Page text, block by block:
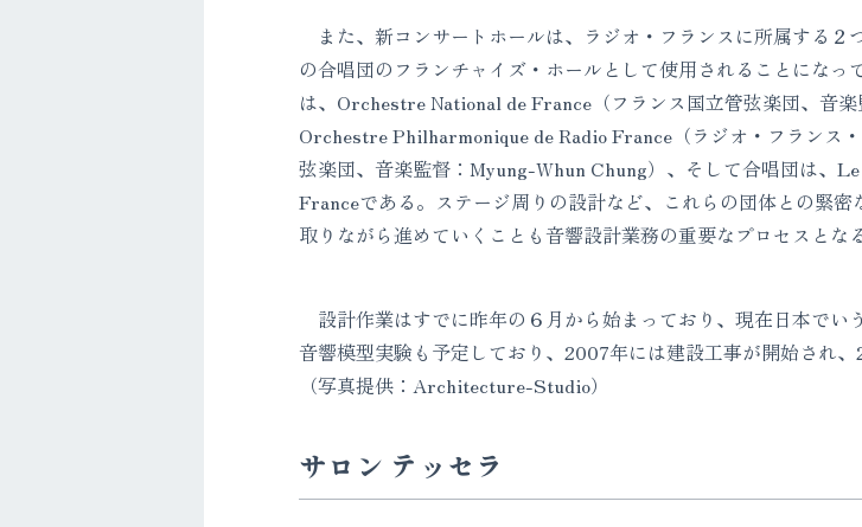
また、新コンサートホールは、ラジオ・フランスに所属する２
の合唱団のフランチャイズ・ホールとして使用されることになっ
は、Orchestre National de France（フランス国立管弦楽団、音
Orchestre Philharmonique de Radio France（ラジオ・フランス
弦楽団、音楽監督：Myung-Whun Chung）、そして合唱団は、
Franceである。ステージ周りの設計など、これらの団体との緊密
取りながら進めていくことも音響設計業務の重要なプロセスとなる
設計作業はすでに昨年の６月から始まっており、現在日本で
音響模型実験も予定しており、2007年には建設工事が開始され
（写真提供：Architecture-Studio）
サロン テッセラ